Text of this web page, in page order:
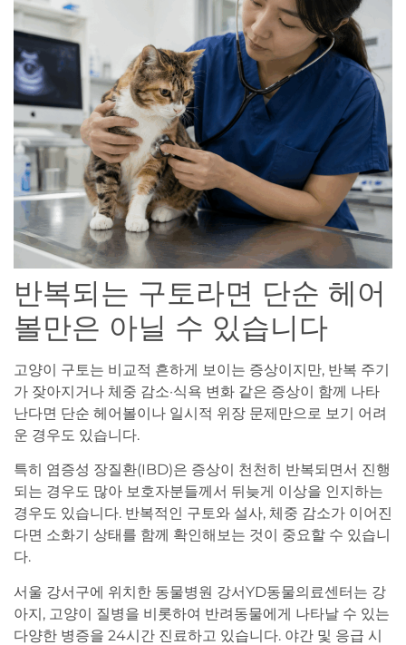
반복되는 구토라면 단순 헤어
볼만은 아닐 수 있습니다
고양이 구토는 비교적 흔하게 보이는 증상이지만, 반복 주기
가 잦아지거나 체중 감소·식욕 변화 같은 증상이 함께 나타
난다면 단순 헤어볼이나 일시적 위장 문제만으로 보기 어려
운 경우도 있습니다.
특히 염증성 장질환(IBD)은 증상이 천천히 반복되면서 진행
되는 경우도 많아 보호자분들께서 뒤늦게 이상을 인지하는
경우도 있습니다. 반복적인 구토와 설사, 체중 감소가 이어진
다면 소화기 상태를 함께 확인해보는 것이 중요할 수 있습니
다.
서울 강서구에 위치한 동물병원 강서YD동물의료센터는 강
아지, 고양이 질병을 비롯하여 반려동물에게 나타날 수 있는
다양한 병증을 24시간 진료하고 있습니다. 야간 및 응급 시